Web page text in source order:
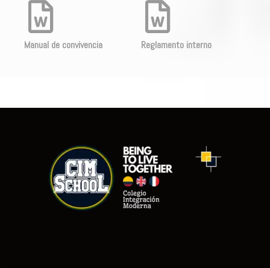
Manual de convivencia Reglamento interno